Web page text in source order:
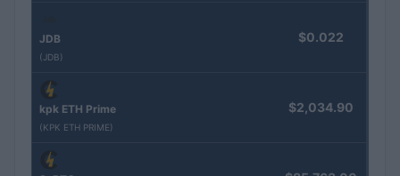
JDB
(JDB)
$0.022
kpk ETH Prime
(KPK ETH PRIME)
$2,034.90